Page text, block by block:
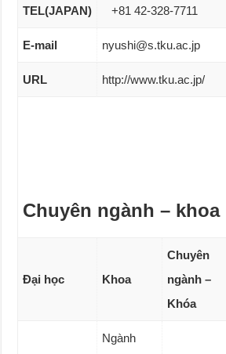
TEL(JAPAN) +81 42-328-7711
E-mail nyushi@s.tku.ac.jp
URL http://www.tku.ac.jp/
Chuyên ngành – khoa
Đại học Khoa
Chuyên
ngành –
Khóa
Ngành